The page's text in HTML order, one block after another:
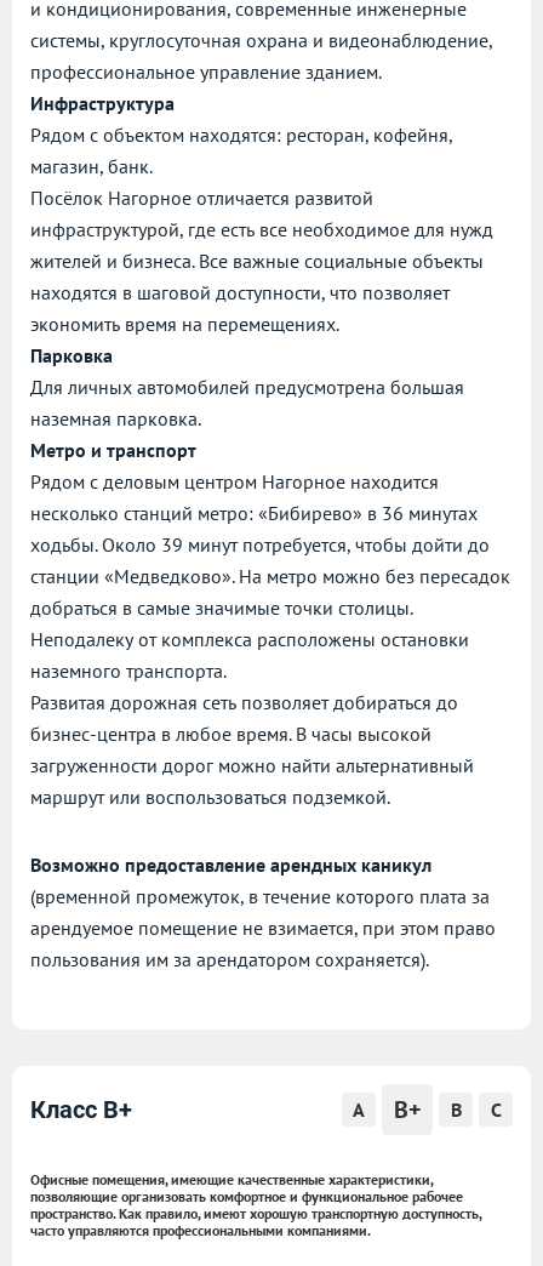
и кондиционирования, современные инженерные
системы, круглосуточная охрана и видеонаблюдение,
профессиональное управление зданием.
Инфраструктура
Рядом с объектом находятся: ресторан, кофейня,
магазин, банк.
Посёлок Нагорное отличается развитой
инфраструктурой, где есть все необходимое для нужд
жителей и бизнеса. Все важные социальные объекты
находятся в шаговой доступности, что позволяет
экономить время на перемещениях.
Парковка
Для личных автомобилей предусмотрена большая
наземная парковка.
Метро и транспорт
Рядом с деловым центром Нагорное находится
несколько станций метро: «Бибирево» в 36 минутах
ходьбы. Около 39 минут потребуется, чтобы дойти до
станции «Медведково». На метро можно без пересадок
добраться в самые значимые точки столицы.
Неподалеку от комплекса расположены остановки
наземного транспорта.
Развитая дорожная сеть позволяет добираться до
бизнес-центра в любое время. В часы высокой
загруженности дорог можно найти альтернативный
маршрут или воспользоваться подземкой.
Возможно предоставление арендных каникул
(временной промежуток, в течение которого плата за
арендуемое помещение не взимается, при этом право
пользования им за арендатором сохраняется).
Класс B+ A B+ B C
Офисные помещения, имеющие качественные характеристики,
позволяющие организовать комфортное и функциональное рабочее
пространство. Как правило, имеют хорошую транспортную доступность,
часто управляются профессиональными компаниями.